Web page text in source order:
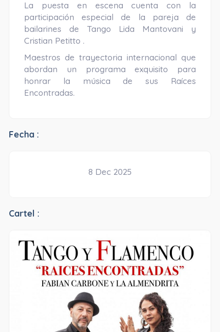
La puesta en escena cuenta con la
participación especial de la pareja de
bailarines de Tango Lida Mantovani y
Cristian Petitto .
Maestros de trayectoria internacional que
abordan un programa exquisito para
honrar la música de sus Raíces
Encontradas.
Fecha :
8 Dec 2025
Cartel :